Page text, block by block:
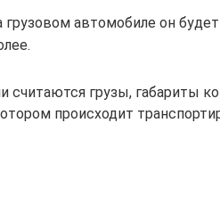
грузовом автомобиле он будет
грузы, габариты
происходит